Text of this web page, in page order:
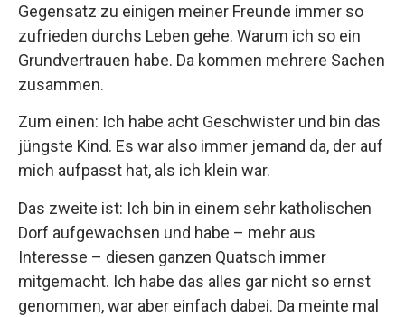
Gegensatz zu einigen meiner Freunde immer so
zufrieden durchs Leben gehe. Warum ich so ein
Grundvertrauen habe. Da kommen mehrere Sachen
zusammen.
Zum einen: Ich habe acht Geschwister und bin das
jüngste Kind. Es war also immer jemand da, der auf
mich aufpasst hat, als ich klein war.
Das zweite ist: Ich bin in einem sehr katholischen
Dorf aufgewachsen und habe – mehr aus
Interesse – diesen ganzen Quatsch immer
mitgemacht. Ich habe das alles gar nicht so ernst
genommen, war aber einfach dabei. Da meinte mal